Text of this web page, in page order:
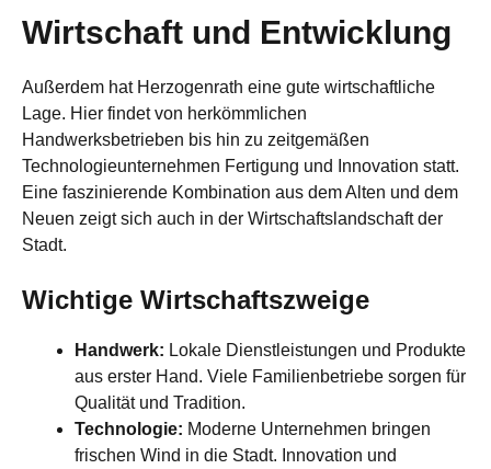
Wirtschaft und Entwicklung
Außerdem hat Herzogenrath eine gute wirtschaftliche
Lage. Hier findet von herkömmlichen
Handwerksbetrieben bis hin zu zeitgemäßen
Technologieunternehmen Fertigung und Innovation statt.
Eine faszinierende Kombination aus dem Alten und dem
Neuen zeigt sich auch in der Wirtschaftslandschaft der
Stadt.
Wichtige Wirtschaftszweige
Handwerk: Lokale Dienstleistungen und Produkte
aus erster Hand. Viele Familienbetriebe sorgen für
Qualität und Tradition.
Technologie: Moderne Unternehmen bringen
frischen Wind in die Stadt. Innovation und